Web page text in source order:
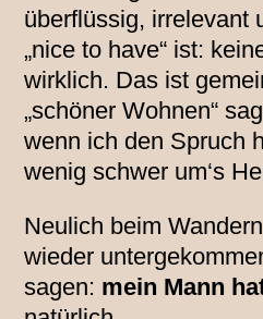
überflüssig, irrelevant
„nice to have“ ist:
wirklich. Das ist
„schöner Wohnen“
wenn ich den Spruch
wenig schwer um‘s
Neulich beim
wieder
sagen: mein Mann